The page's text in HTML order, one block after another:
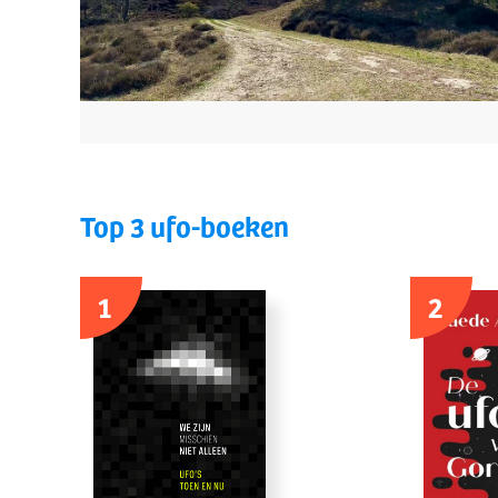
Top 3 ufo-boeken
1
2